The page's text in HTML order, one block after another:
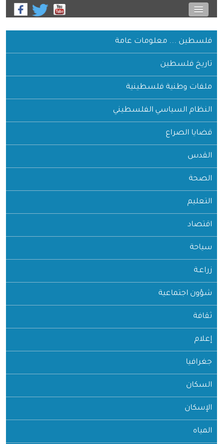
فلسطين ... معلومات عامة
تاريخ فلسطين
ملفات وطنية فلسطينية
النظام السياسي الفلسطيني
قضايا الصراع
القدس
الصحة
التعليم
اقتصاد
سياحة
زراعـة
شؤون اجتماعية
ثقافة
إعلام
جغرافيا
السكان
الإسكان
المياه